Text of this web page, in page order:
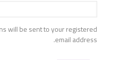
will be sent to your registered
email address.